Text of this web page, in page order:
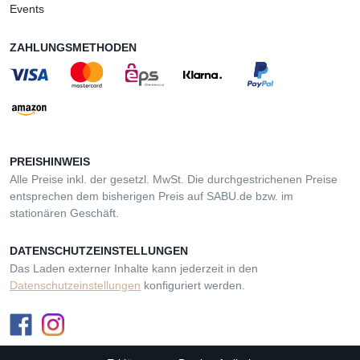
Events
ZAHLUNGSMETHODEN
PREISHINWEIS
Alle Preise inkl. der gesetzl. MwSt. Die durchgestrichenen Preise
entsprechen dem bisherigen Preis auf SABU.de bzw. im
stationären Geschäft.
DATENSCHUTZEINSTELLUNGEN
Das Laden externer Inhalte kann jederzeit in den
Datenschutzeinstellungen konfiguriert werden.